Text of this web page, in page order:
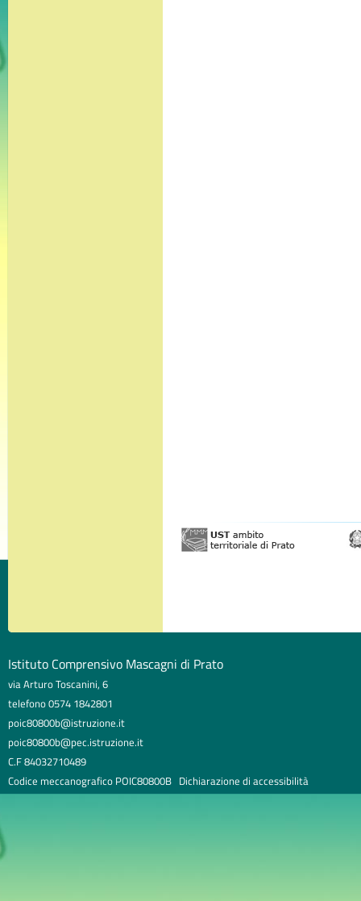
Istituto Comprensivo Mascagni di Prato
via Arturo Toscanini, 6
telefono 0574 1842801
poic80800b@istruzione.it
poic80800b@pec.istruzione.it
C.F 84032710489
Codice meccanografico POIC80800B Dichiarazione di accessibilità